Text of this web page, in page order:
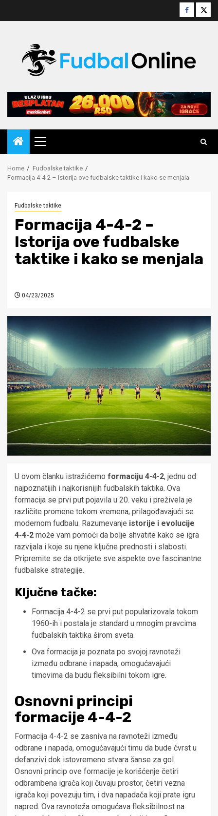
facebook
Primary
Menu
Home
Fudbalske taktike
Formacija 4-4-2 – Istorija ove fudbalske taktike i kako se menjala
Fudbalske taktike
Formacija 4-4-2 –
Istorija ove fudbalske
taktike i kako se menjala
04/23/2025
U ovom članku istražićemo formaciju 4-4-2, jednu od
najpoznatijih i najkorisnijih fudbalskih taktika. Ova
formacija se prvi put pojavila u 20. veku i preživela je
različite promene tokom vremena, prilagođavajući se
modernom fudbalu. Razumevanje istorije i evolucije
4-4-2 može vam pomoći da bolje shvatite kako se igra
razvijala i koje su njene ključne prednosti i slabosti.
Pripremite se da otkrijete sve aspekte ove fascinantne
fudbalske strategije.
Ključne tačke:
Formacija 4-4-2 se prvi put popularizovala tokom
1960-ih i postala je standard u mnogim pravcima
fudbalskih taktika širom sveta.
Ova formacija je poznata po svojoj ravnoteži
između odbrane i napada, omogućavajući
timovima da budu fleksibilni tokom igre.
Osnovni principi
formacije 4-4-2
Formacija 4-4-2 se zasniva na ravnoteži između
odbrane i napada, omogućavajući timu da bude čvrst u
defanzivi dok istovremeno stvara šanse za gol.
Osnovni princip ove formacije je korišćenje četiri
odbrambena igrača koji čuvaju prostor, četiri vezna
igrača koji povezuju tim, i dva napadača koji prate igru
napred. Ova ravnoteža omogućava fleksibilnost na